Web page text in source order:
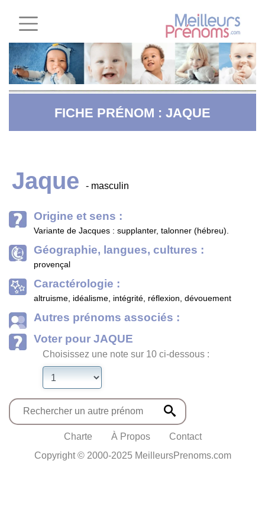
FICHE PRÉNOM : JAQUE
Jaque - masculin
Origine et sens :
Variante de Jacques : supplanter, talonner (hébreu).
Géographie, langues, cultures :
provençal
Caractérologie :
altruisme, idéalisme, intégrité, réflexion, dévouement
Autres prénoms associés :
Voter pour JAQUE
Choisissez une note sur 10 ci-dessous :
Charte À Propos
Contact
Copyright © 2000-2025 MeilleursPrenoms.com